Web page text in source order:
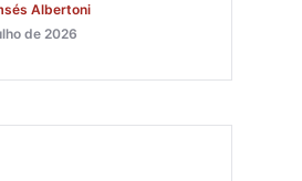
Albertoni
de 2026